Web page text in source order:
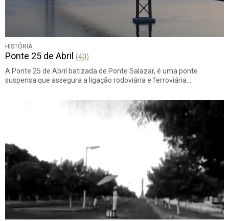
HISTÓRIA
Ponte 25 de Abril (40)
A Ponte 25 de Abril batizada de Ponte Salazar, é uma ponte
suspensa que assegura a ligação rodoviária e ferroviária…